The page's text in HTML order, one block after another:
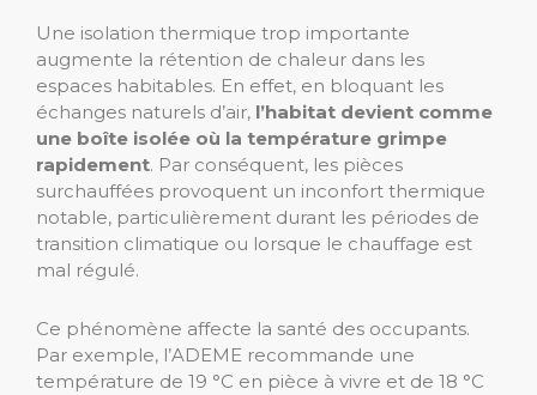
Une isolation thermique trop importante
augmente la rétention de chaleur dans les
espaces habitables. En effet, en bloquant les
échanges naturels d’air, l’habitat devient comme
une boîte isolée où la température grimpe
rapidement. Par conséquent, les pièces
surchauffées provoquent un inconfort thermique
notable, particulièrement durant les périodes de
transition climatique ou lorsque le chauffage est
mal régulé.
Ce phénomène affecte la santé des occupants.
Par exemple, l’ADEME recommande une
température de 19 °C en pièce à vivre et de 18 °C